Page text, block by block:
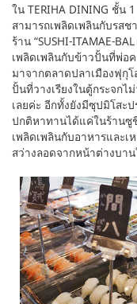
ใน TERIHA DINING ชั้น
สามารถเพลิดเพลินกับรส
ร้าน “SUSHI-ITAMAE-
เพลิดเพลินกับข้าวปั้นที่พ่อ
มาจากตลาดปลาเมืองฟุกุ
ปั้นที่วางเรียงในตู้กระจกไ
เลยค่ะ อีกทั้งยังมีซุปมิโสะ
ปกติหาทานได้แค่ในร้านซู
เพลิดเพลินกับอาหารและ
สว่างลอดจากหน้าต่างบา